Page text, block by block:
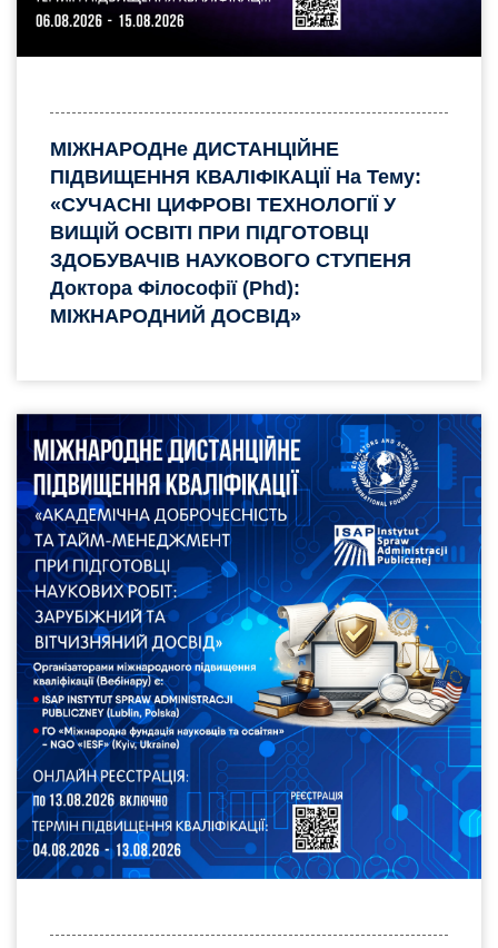
МІЖНАРОДНе ДИСТАНЦІЙНЕ
ПІДВИЩЕННЯ КВАЛІФІКАЦІЇ На Тему:
«СУЧАСНІ ЦИФРОВІ ТЕХНОЛОГІЇ У
ВИЩІЙ ОСВІТІ ПРИ ПІДГОТОВЦІ
ЗДОБУВАЧІВ НАУКОВОГО СТУПЕНЯ
Доктора Філософії (phd):
МІЖНАРОДНИЙ ДОСВІД»